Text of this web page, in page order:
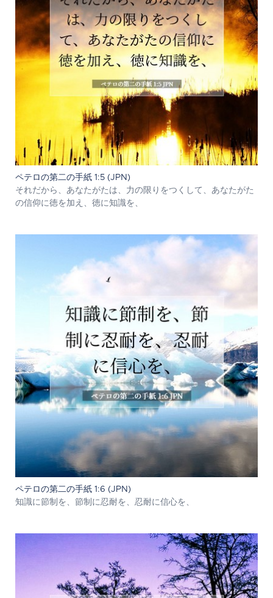
ペテロの第二の手紙 1:5 (JPN)
それだから、あなたがたは、力の限りをつくして、あなたがた
の信仰に徳を加え、徳に知識を、
ペテロの第二の手紙 1:6 (JPN)
知識に節制を、節制に忍耐を、忍耐に信心を、